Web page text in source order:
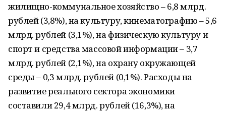
жилищно-коммунальное хозяйство – 6,8 млрд.
рублей (3,8%), на культуру, кинематографию – 5,6
млрд. рублей (3,1%), на физическую культуру и
спорт и средства массовой информации – 3,7
млрд. рублей (2,1%), на охрану окружающей
среды – 0,3 млрд. рублей (0,1%). Расходы на
развитие реального сектора экономики
составили 29,4 млрд. рублей (16,3%), на